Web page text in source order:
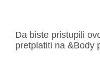
Da biste pristupili
pretplatiti na &Body